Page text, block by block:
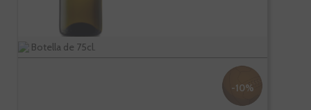
Botella de 75cl.
-10%